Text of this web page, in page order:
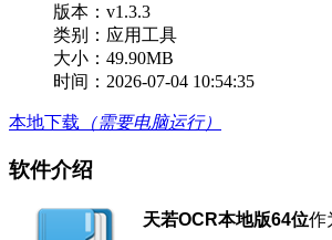
版本： v1.3.3
类别：应用工具
大小：49.90MB
时间：2026-07-04 10:54:35
本地下载 （需要电脑运行）
软件介绍
天若OCR本地版64位作